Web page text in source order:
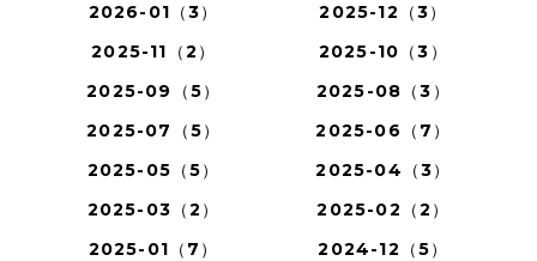
2026-01（3）
2025-12（3）
2025-11（2）
2025-10（3）
2025-09（5）
2025-08（3）
2025-07（5）
2025-06（7）
2025-05（5）
2025-04（3）
2025-03（2）
2025-02（2）
2025-01（7）
2024-12（5）